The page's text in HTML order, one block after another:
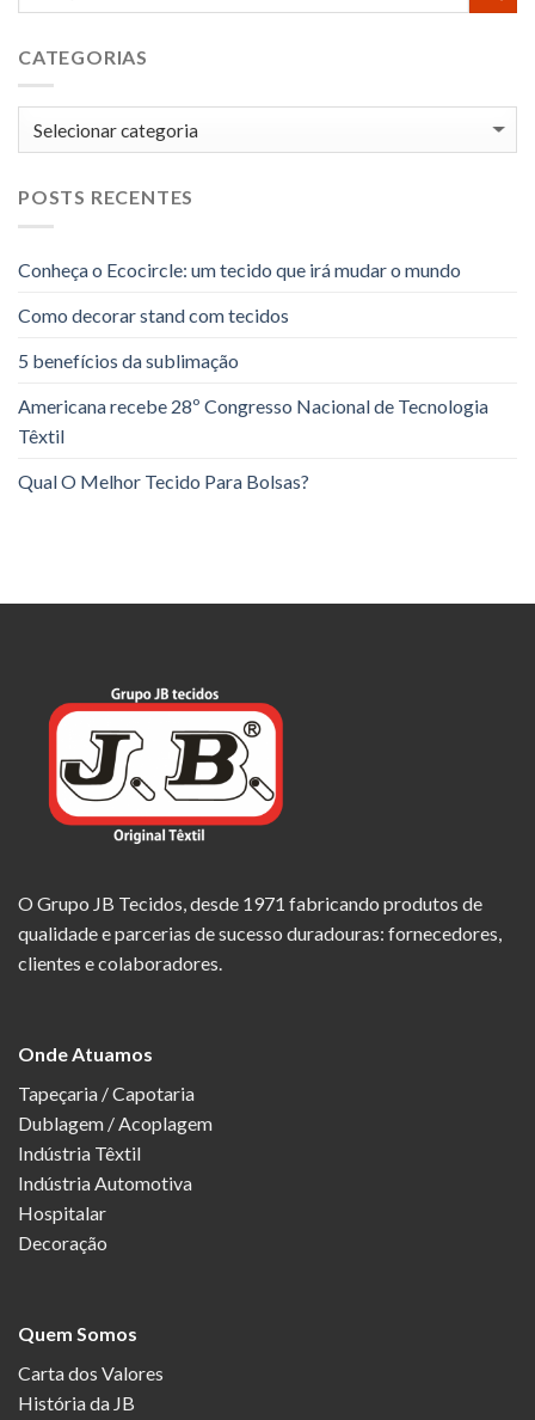
CATEGORIAS
Categorias
POSTS RECENTES
Conheça o Ecocircle: um tecido que irá mudar o mundo
Como decorar stand com tecidos
5 benefícios da sublimação
Americana recebe 28º Congresso Nacional de Tecnologia
Têxtil
Qual O Melhor Tecido Para Bolsas?
O Grupo JB Tecidos, desde 1971 fabricando produtos de
qualidade e parcerias de sucesso duradouras: fornecedores,
clientes e colaboradores.
Onde Atuamos
Tapeçaria / Capotaria
Dublagem / Acoplagem
Indústria Têxtil
Indústria Automotiva
Hospitalar
Decoração
Quem Somos
Carta dos Valores
História da JB